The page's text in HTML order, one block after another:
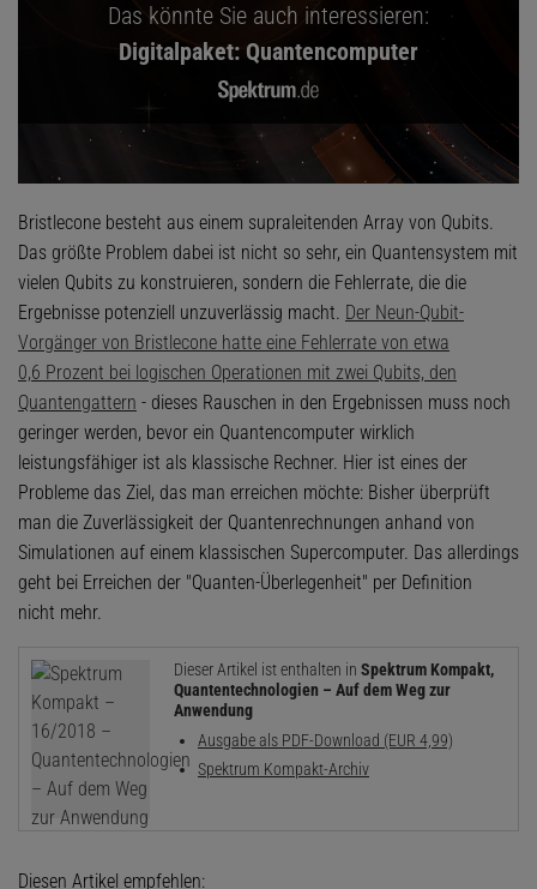
Das könnte Sie auch interessieren:
Digitalpaket: Quantencomputer
Bristlecone besteht aus einem supraleitenden Array von Qubits.
Das größte Problem dabei ist nicht so sehr, ein Quantensystem mit
vielen Qubits zu konstruieren, sondern die Fehlerrate, die die
Ergebnisse potenziell unzuverlässig macht. Der Neun-Qubit-
Vorgänger von Bristlecone hatte eine Fehlerrate von etwa
0,6 Prozent bei logischen Operationen mit zwei Qubits, den
Quantengattern - dieses Rauschen in den Ergebnissen muss noch
geringer werden, bevor ein Quantencomputer wirklich
leistungsfähiger ist als klassische Rechner. Hier ist eines der
Probleme das Ziel, das man erreichen möchte: Bisher überprüft
man die Zuverlässigkeit der Quantenrechnungen anhand von
Simulationen auf einem klassischen Supercomputer. Das allerdings
geht bei Erreichen der "Quanten-Überlegenheit" per Definition
nicht mehr.
Dieser Artikel ist enthalten in Spektrum Kompakt,
Quantentechnologien – Auf dem Weg zur
Anwendung
Ausgabe als PDF-Download (EUR 4,99)
Spektrum Kompakt-Archiv
Diesen Artikel empfehlen: